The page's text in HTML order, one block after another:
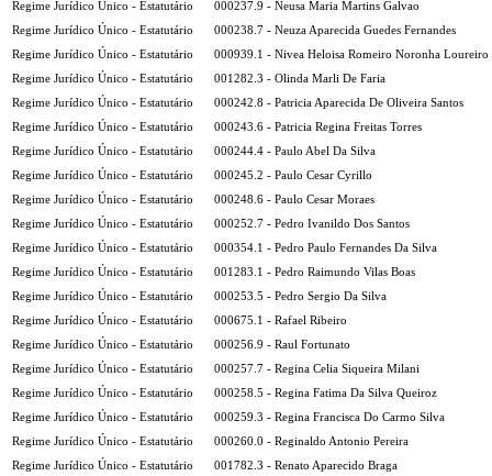
Regime Jurídico Único - Estatutário
000237.9 - Neusa Maria Martins Galvao
Regime Jurídico Único - Estatutário
000238.7 - Neuza Aparecida Guedes Fernandes
Regime Jurídico Único - Estatutário
000939.1 - Nivea Heloisa Romeiro Noronha Loureiro
Regime Jurídico Único - Estatutário
001282.3 - Olinda Marli De Faria
Regime Jurídico Único - Estatutário
000242.8 - Patricia Aparecida De Oliveira Santos
Regime Jurídico Único - Estatutário
000243.6 - Patricia Regina Freitas Torres
Regime Jurídico Único - Estatutário
000244.4 - Paulo Abel Da Silva
Regime Jurídico Único - Estatutário
000245.2 - Paulo Cesar Cyrillo
Regime Jurídico Único - Estatutário
000248.6 - Paulo Cesar Moraes
Regime Jurídico Único - Estatutário
000252.7 - Pedro Ivanildo Dos Santos
Regime Jurídico Único - Estatutário
000354.1 - Pedro Paulo Fernandes Da Silva
Regime Jurídico Único - Estatutário
001283.1 - Pedro Raimundo Vilas Boas
Regime Jurídico Único - Estatutário
000253.5 - Pedro Sergio Da Silva
Regime Jurídico Único - Estatutário
000675.1 - Rafael Ribeiro
Regime Jurídico Único - Estatutário
000256.9 - Raul Fortunato
Regime Jurídico Único - Estatutário
000257.7 - Regina Celia Siqueira Milani
Regime Jurídico Único - Estatutário
000258.5 - Regina Fatima Da Silva Queiroz
Regime Jurídico Único - Estatutário
000259.3 - Regina Francisca Do Carmo Silva
Regime Jurídico Único - Estatutário
000260.0 - Reginaldo Antonio Pereira
Regime Jurídico Único - Estatutário
001782.3 - Renato Aparecido Braga